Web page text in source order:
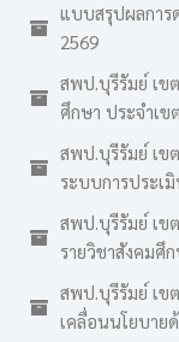
แบบสรุปผลการ
2569
สพป.บุรีรัมย์ เข
ศึกษา ประจำเข
สพป.บุรีรัมย์ เข
ระบบการประเ
สพป.บุรีรัมย์ เข
รายวิชาสังคมศึ
สพป.บุรีรัมย์ เข
เคลื่อนนโยบาย